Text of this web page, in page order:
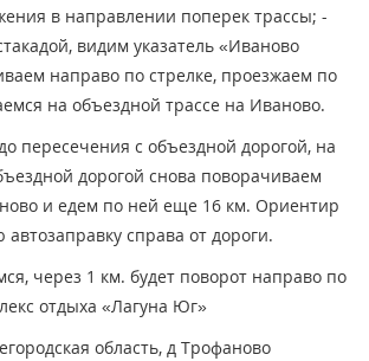
в направлении поперек трассы; -
видим указатель «Иваново
направо по стрелке, проезжаем по
на объездной трассе на Иваново.
пересечения с объездной дорогой, на
дорогой снова поворачиваем
и едем по ней еще 16 км. Ориентир
справа от дороги.
через 1 км. будет поворот направо по
отдыха «Лагуна Юг»
область, д Трофаново